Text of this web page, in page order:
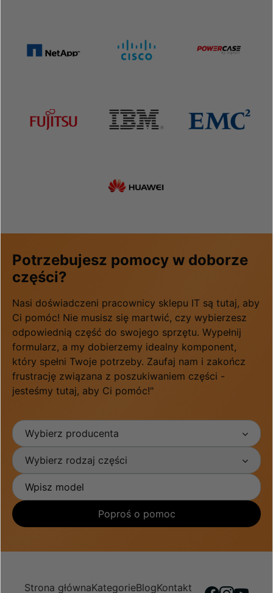
Potrzebujesz pomocy w doborze
części?
Nasi doświadczeni pracownicy sklepu IT są tutaj, aby
Ci pomóc! Nie musisz się martwić, czy wybierzesz
odpowiednią część do swojego sprzętu. Wypełnij
formularz, a my dobierzemy idealny komponent,
który spełni Twoje potrzeby. Zaufaj nam i zakończ
frustrację związana z poszukiwaniem części -
jesteśmy tutaj, aby Ci pomóc!"
Wybierz producenta
Wybierz rodzaj części
Poproś o pomoc
Strona głównaKategorieBlogKontakt